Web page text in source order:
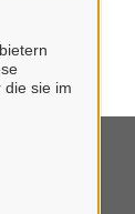
die sie im